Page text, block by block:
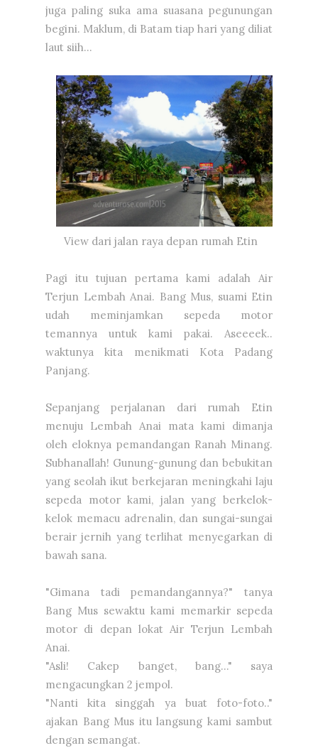
juga paling suka ama suasana pegunungan
begini. Maklum, di Batam tiap hari yang diliat
laut siih...
View dari jalan raya depan rumah Etin
Pagi itu tujuan pertama kami adalah Air
Terjun Lembah Anai. Bang Mus, suami Etin
udah meminjamkan sepeda motor
temannya untuk kami pakai. Aseeeek..
waktunya kita menikmati Kota Padang
Panjang.
Sepanjang perjalanan dari rumah Etin
menuju Lembah Anai mata kami dimanja
oleh eloknya pemandangan Ranah Minang.
Subhanallah! Gunung-gunung dan bebukitan
yang seolah ikut berkejaran meningkahi laju
sepeda motor kami, jalan yang berkelok-
kelok memacu adrenalin, dan sungai-sungai
berair jernih yang terlihat menyegarkan di
bawah sana.
"Gimana tadi pemandangannya?" tanya
Bang Mus sewaktu kami memarkir sepeda
motor di depan lokat Air Terjun Lembah
Anai.
"Asli! Cakep banget, bang..." saya
mengacungkan 2 jempol.
"Nanti kita singgah ya buat foto-foto.."
ajakan Bang Mus itu langsung kami sambut
dengan semangat.